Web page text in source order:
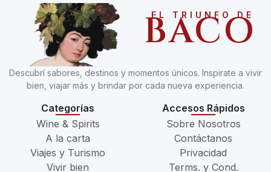
EL TRIUNFO DE
BACO
Descubrí sabores, destinos y momentos únicos. Inspirate a vivir
bien, viajar más y brindar por cada nueva experiencia.
Categorías
Wine & Spirits
A la carta
Viajes y Turismo
Vivir bien
Accesos Rápidos
Sobre Nosotros
Contáctanos
Privacidad
Terms. y Cond.